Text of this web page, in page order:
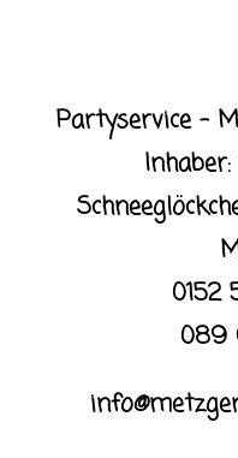
Partyservice –
0152
089